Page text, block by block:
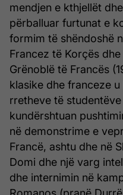
mendjen e kthjellët
përballuar furtunat e
formim të shëndoshë
Francez të Korçës
Grënoblë të Francës
klasike dhe franceze
rretheve të
kundërshtuan
në demonstrime e
Francë, ashtu dhe në
Domi dhe një varg
dhe internimin në